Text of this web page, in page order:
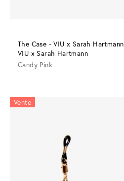
The Case - VIU x Sarah Hartmann
VIU x Sarah Hartmann
Candy Pink
Vente